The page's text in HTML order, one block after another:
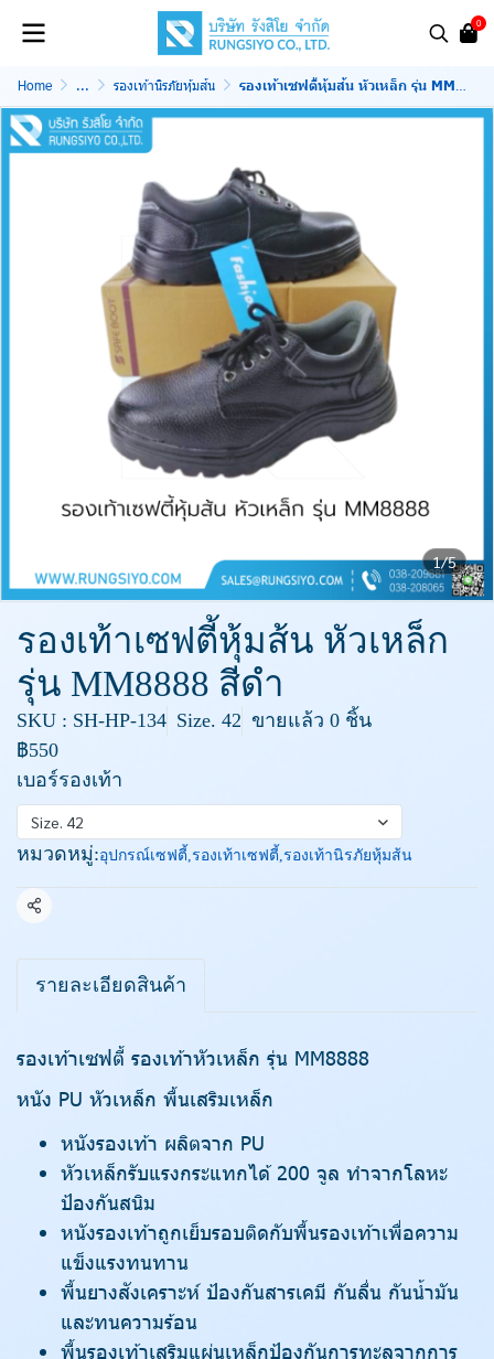
0
Home ... รองเท้านิรภัยหุ้มส้น รองเท้าเซฟตี้หุ้มส้น หัวเหล็ก รุ่น MM8888 สีดำ
1/5
รองเท้าเซฟตี้หุ้มส้น หัวเหล็ก
รุ่น MM8888 สีดำ
SKU : SH-HP-134 Size. 42 ขายแล้ว 0 ชิ้น
฿550
เบอร์รองเท้า
Size. 42
หมวดหมู่:อุปกรณ์เซฟตี้,รองเท้าเซฟตี้,รองเท้านิรภัยหุ้มส้น
แชร์
รายละเอียดสินค้า
รองเท้าเซฟตี้ รองเท้าหัวเหล็ก รุ่น MM8888
หนัง PU หัวเหล็ก พื้นเสริมเหล็ก
หนังรองเท้า ผลิตจาก PU
หัวเหล็กรับแรงกระแทกได้ 200 จูล ทำจากโลหะ
ป้องกันสนิม
หนังรองเท้าถูกเย็บรอบติดกับพื้นรองเท้าเพื่อความ
แข็งแรงทนทาน
พื้นยางสังเคราะห์ ป้องกันสารเคมี กันลื่น กันน้ำมัน
และทนความร้อน
พื้นรองเท้าเสริมแผ่นเหล็กป้องกันการทะลุจากการ